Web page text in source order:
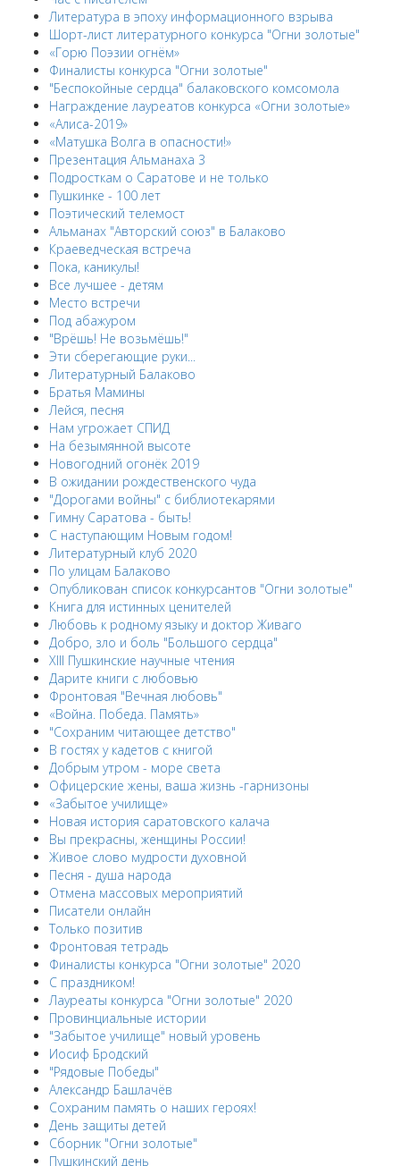
Литература в эпоху информационного взрыва
Шорт-лист литературного конкурса "Огни золотые"
«Горю Поэзии огнём»
Финалисты конкурса "Огни золотые"
"Беспокойные сердца" балаковского комсомола
Награждение лауреатов конкурса «Огни золотые»
«Алиса-2019»
«Матушка Волга в опасности!»
Презентация Альманаха 3
Подросткам о Саратове и не только
Пушкинке - 100 лет
Поэтический телемост
Альманах "Авторский союз" в Балаково
Краеведческая встреча
Пока, каникулы!
Все лучшее - детям
Место встречи
Под абажуром
"Врёшь! Не возьмёшь!"
Эти сберегающие руки...
Литературный Балаково
Братья Мамины
Лейся, песня
Нам угрожает СПИД
На безымянной высоте
Новогодний огонёк 2019
В ожидании рождественского чуда
"Дорогами войны" с библиотекарями
Гимну Саратова - быть!
С наступающим Новым годом!
Литературный клуб 2020
По улицам Балаково
Опубликован список конкурсантов "Огни золотые"
Книга для истинных ценителей
Любовь к родному языку и доктор Живаго
Добро, зло и боль "Большого сердца"
XIII Пушкинские научные чтения
Дарите книги с любовью
Фронтовая "Вечная любовь"
«Война. Победа. Память»
"Сохраним читающее детство"
В гостях у кадетов с книгой
Добрым утром - море света
Офицерские жены, ваша жизнь -гарнизоны
«Забытое училище»
Новая история саратовского калача
Вы прекрасны, женщины России!
Живое слово мудрости духовной
Песня - душа народа
Отмена массовых мероприятий
Писатели онлайн
Только позитив
Фронтовая тетрадь
Финалисты конкурса "Огни золотые" 2020
С праздником!
Лауреаты конкурса "Огни золотые" 2020
Провинциальные истории
"Забытое училище" новый уровень
Иосиф Бродский
"Рядовые Победы"
Александр Башлачёв
Сохраним память о наших героях!
День защиты детей
Сборник "Огни золотые"
Пушкинский день